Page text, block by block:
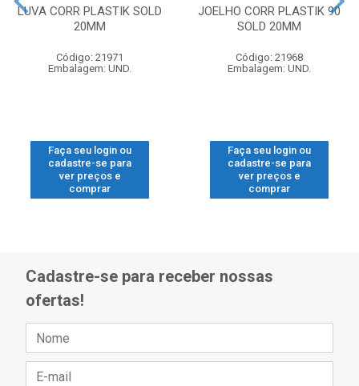
LUVA CORR PLASTIK SOLD
20MM
Código: 21971
Embalagem: UND.
Faça seu login ou
cadastre-se para
ver preços e
comprar
JOELHO CORR PLASTIK 90
SOLD 20MM
Código: 21968
Embalagem: UND.
Faça seu login ou
cadastre-se para
ver preços e
comprar
Cadastre-se para receber nossas
ofertas!